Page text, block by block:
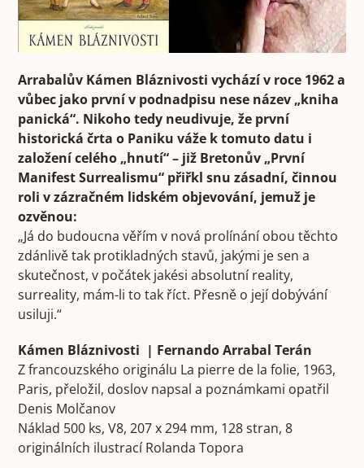
Arrabalův Kámen Bláznivosti vychází v roce 1962 a
vůbec jako první v podnadpisu nese název „kniha
panická“. Nikoho tedy neudivuje, že první
historická črta o Paniku váže k tomuto datu i
založení celého „hnutí“ – již Bretonův „První
Manifest Surrealismu“ přiřkl snu zásadní, činnou
roli v zázračném lidském objevování, jemuž je
ozvěnou:
„Já do budoucna věřím v nová prolínání obou těchto
zdánlivě tak protikladných stavů, jakými je sen a
skutečnost, v počátek jakési absolutní reality,
surreality, mám-li to tak říct. Přesně o její dobývání
usiluji.“
Kámen Bláznivosti | Fernando Arrabal Terán
Z francouzského originálu La pierre de la folie, 1963,
Paris, přeložil, doslov napsal a poznámkami opatřil
Denis Molčanov
Náklad 500 ks, V8, 207 x 294 mm, 128 stran, 8
originálních ilustrací Rolanda Topora